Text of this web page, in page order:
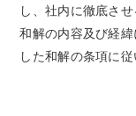
し、社内に徹底さ
和解の内容及び経
した和解の条項に従